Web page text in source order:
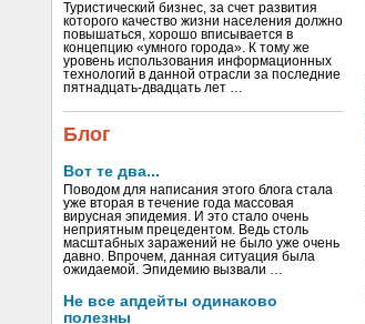
Туристический бизнес, за счет развития
которого качество жизни населения должно
повышаться, хорошо вписывается в
концепцию «умного города». К тому же
уровень использования информационных
технологий в данной отрасли за последние
пятнадцать-двадцать лет …
Блог
Вот те два...
Поводом для написания этого блога стала
уже вторая в течение года массовая
вирусная эпидемия. И это стало очень
неприятным прецедентом. Ведь столь
масштабных заражений не было уже очень
давно. Впрочем, данная ситуация была
ожидаемой. Эпидемию вызвали …
Не все апдейты одинаково
полезны